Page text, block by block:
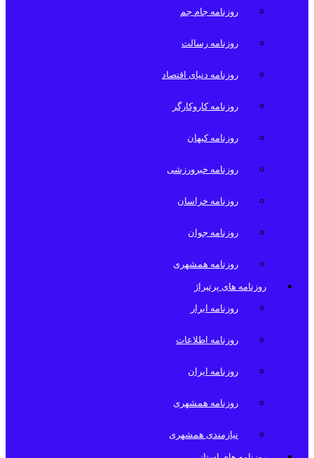
روزنامه جام جم
روزنامه رسالت
روزنامه دنیای اقتصاد
روزنامه کاروکارگر
روزنامه کیهان
روزنامه خبرورزشی
روزنامه خراسان
روزنامه جوان
روزنامه همشهری
روزنامه های پرتیراژ
روزنامه ابرار
روزنامه اطلاعات
روزنامه ایران
روزنامه همشهری
نیازمندی همشهری